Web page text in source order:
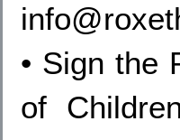
• Sign the
of